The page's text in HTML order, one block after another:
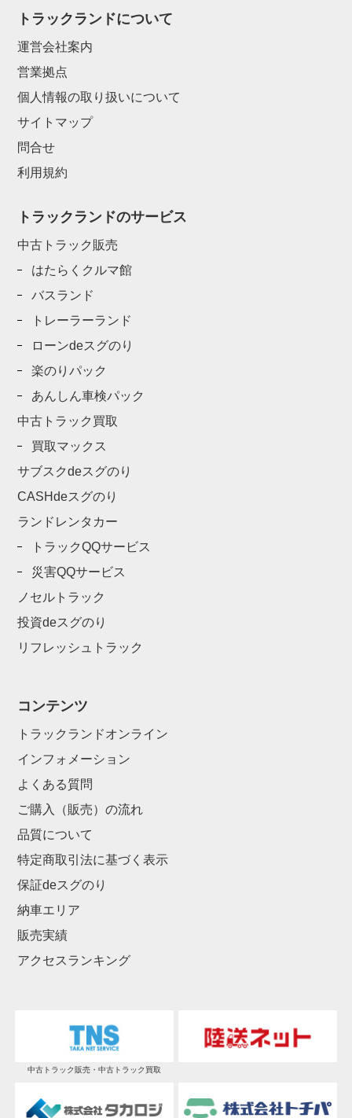
トラックランドについて
運営会社案内
営業拠点
個人情報の取り扱いについて
サイトマップ
問合せ
利用規約
トラックランドのサービス
中古トラック販売
はたらくクルマ館
バスランド
トレーラーランド
ローンdeスグのり
楽のりパック
あんしん車検パック
中古トラック買取
買取マックス
サブスクdeスグのり
CASHdeスグのり
ランドレンタカー
トラックQQサービス
災害QQサービス
ノセルトラック
投資deスグのり
リフレッシュトラック
コンテンツ
トラックランドオンライン
インフォメーション
よくある質問
ご購入（販売）の流れ
品質について
特定商取引法に基づく表示
保証deスグのり
納車エリア
販売実績
アクセスランキング
中古トラック販売・中古トラック買取